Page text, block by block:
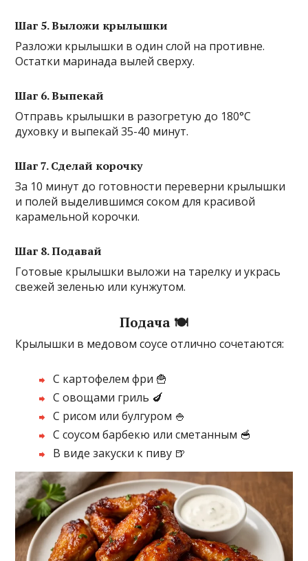
Шаг 5. Выложи крылышки
Разложи крылышки в один слой на противне.
Остатки маринада вылей сверху.
Шаг 6. Выпекай
Отправь крылышки в разогретую до 180°C
духовку и выпекай 35-40 минут.
Шаг 7. Сделай корочку
За 10 минут до готовности переверни крылышки
и полей выделившимся соком для красивой
карамельной корочки.
Шаг 8. Подавай
Готовые крылышки выложи на тарелку и укрась
свежей зеленью или кунжутом.
Подача 🍽️
Крылышки в медовом соусе отлично сочетаются:
С картофелем фри 🍟
С овощами гриль 🍆
С рисом или булгуром 🍚
С соусом барбекю или сметанным 🥣
В виде закуски к пиву 🍺